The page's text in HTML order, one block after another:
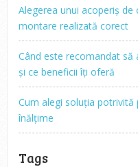
Alegerea unui acoperiș de
montare realizată corect
Când este recomandat să
și ce beneficii îți oferă
Cum alegi soluția potrivită
înălțime
Tags